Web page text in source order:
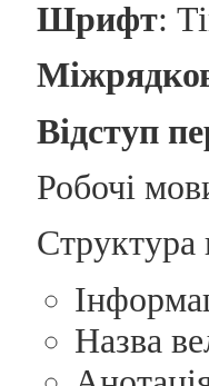
Шрифт:
Відступ
Робочі
Структура
Назва